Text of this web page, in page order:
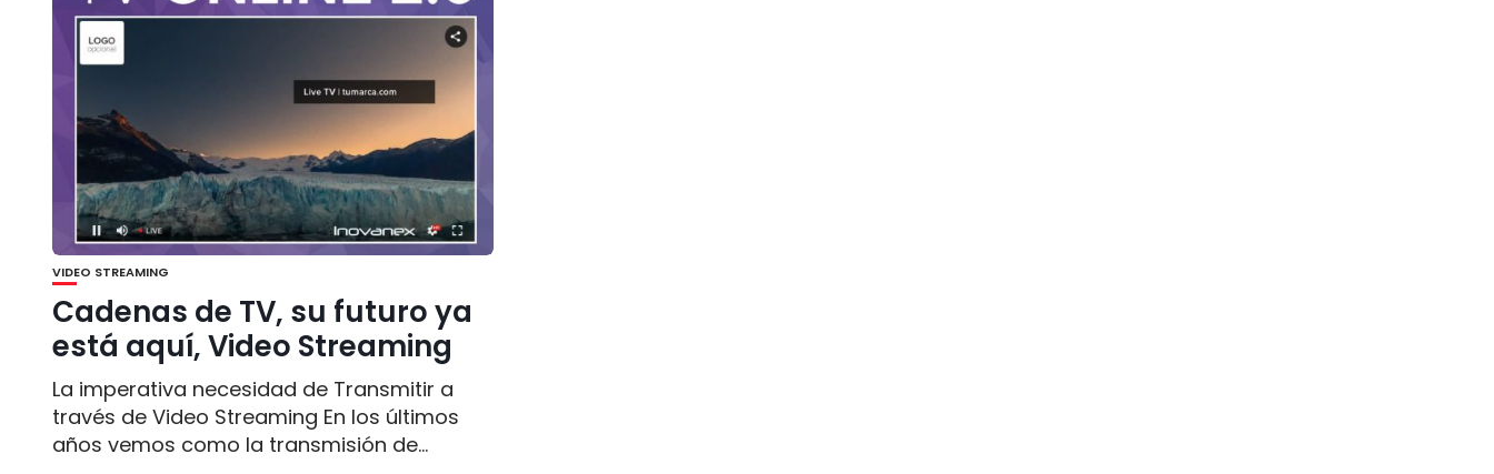
VIDEO STREAMING
Cadenas de TV, su futuro ya
está aquí, Video Streaming
La imperativa necesidad de Transmitir a
través de Video Streaming En los últimos
años vemos como la transmisión de...